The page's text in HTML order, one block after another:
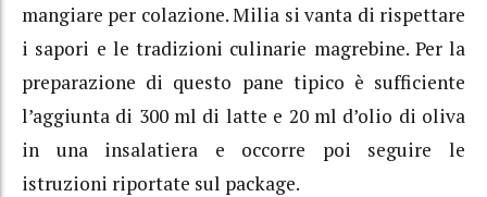
mangiare per colazione. Milia si vanta di rispettare
i sapori e le tradizioni culinarie magrebine. Per la
preparazione di questo pane tipico è sufficiente
l’aggiunta di 300 ml di latte e 20 ml d’olio di oliva
in una insalatiera e occorre poi seguire le
istruzioni riportate sul package.